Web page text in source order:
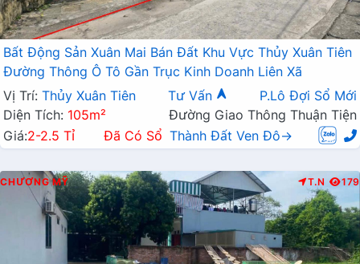
Bất Động Sản Xuân Mai Bán Đất Khu Vực Thủy Xuân Tiên
Đường Thông Ô Tô Gần Trục Kinh Doanh Liên Xã
Vị Trí: Thủy Xuân Tiên Tư Vấn
P.Lô Đợi Sổ Mới
Diện Tích: 105m²
Đường Giao Thông Thuận Tiện
Giá:2-2.5 Tỉ Đã Có Sổ Thành Đất Ven Đô→
CHƯƠNG MỸ T.N 179